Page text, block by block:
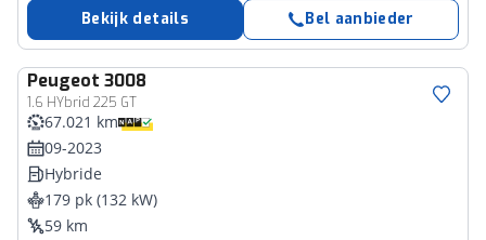
Bekijk details Bel aanbieder
Peugeot 3008
1.6 HYbrid 225 GT
67.021 km
09-2023
Hybride
179 pk (132 kW)
59 km